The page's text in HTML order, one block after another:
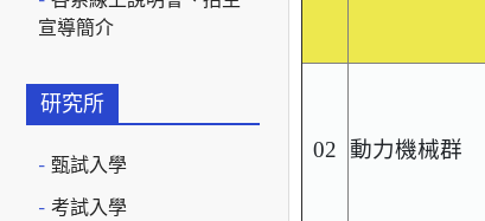
宣導簡介
研究所
甄試入學
考試入學
02 動力機械群